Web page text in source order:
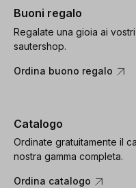
Buoni regalo
Regalate una gioia ai
sautershop.
Ordina buono regalo
Catalogo
Ordinate gratuitamente il
nostra gamma completa.
Ordina catalogo